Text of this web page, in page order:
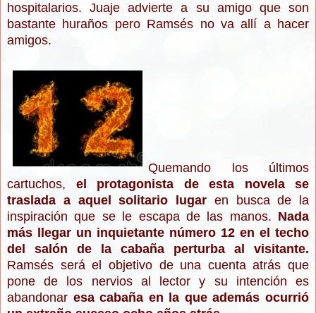
hospitalarios. Juaje advierte a su amigo que son
bastante huraños pero Ramsés no va allí a hacer
amigos.
Quemando los últimos
cartuchos, el protagonista de esta novela se
traslada a aquel solitario lugar en busca de la
inspiración que se le escapa de las manos. Nada
más llegar un inquietante número 12 en el techo
del salón de la cabaña perturba al visitante.
Ramsés será el objetivo de una cuenta atrás que
pone de los nervios al lector y su intención es
abandonar esa cabaña en la que además ocurrió